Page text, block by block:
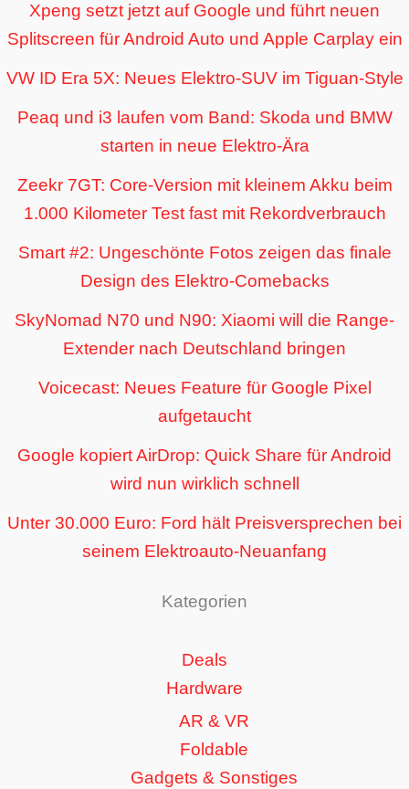
Xpeng setzt jetzt auf Google und führt neuen
Splitscreen für Android Auto und Apple Carplay ein
VW ID Era 5X: Neues Elektro-SUV im Tiguan-Style
Peaq und i3 laufen vom Band: Skoda und BMW
starten in neue Elektro-Ära
Zeekr 7GT: Core-Version mit kleinem Akku beim
1.000 Kilometer Test fast mit Rekordverbrauch
Smart #2: Ungeschönte Fotos zeigen das finale
Design des Elektro-Comebacks
SkyNomad N70 und N90: Xiaomi will die Range-
Extender nach Deutschland bringen
Voicecast: Neues Feature für Google Pixel
aufgetaucht
Google kopiert AirDrop: Quick Share für Android
wird nun wirklich schnell
Unter 30.000 Euro: Ford hält Preisversprechen bei
seinem Elektroauto-Neuanfang
Kategorien
Deals
Hardware
AR & VR
Foldable
Gadgets & Sonstiges